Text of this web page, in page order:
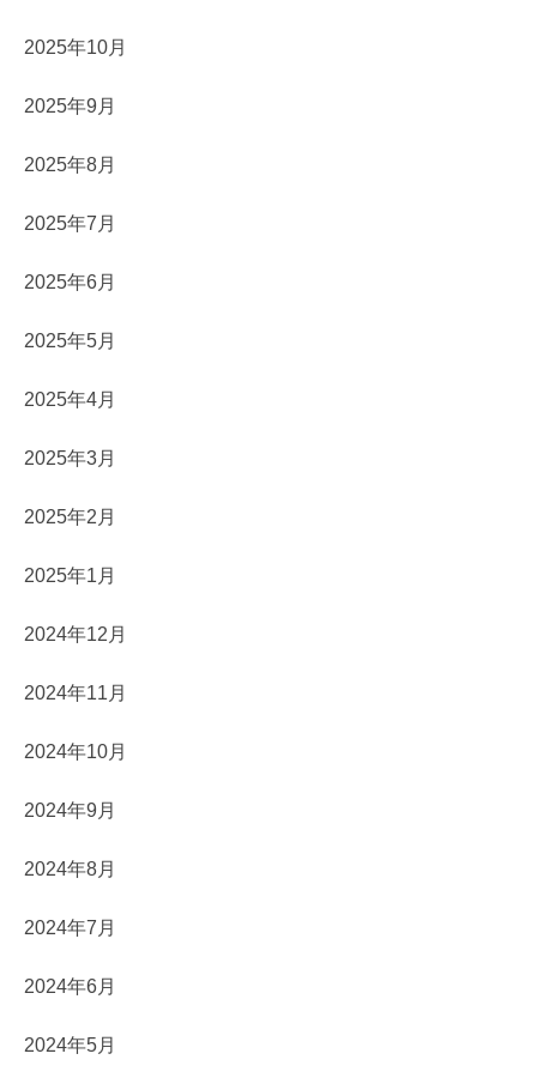
2025年10月
2025年9月
2025年8月
2025年7月
2025年6月
2025年5月
2025年4月
2025年3月
2025年2月
2025年1月
2024年12月
2024年11月
2024年10月
2024年9月
2024年8月
2024年7月
2024年6月
2024年5月